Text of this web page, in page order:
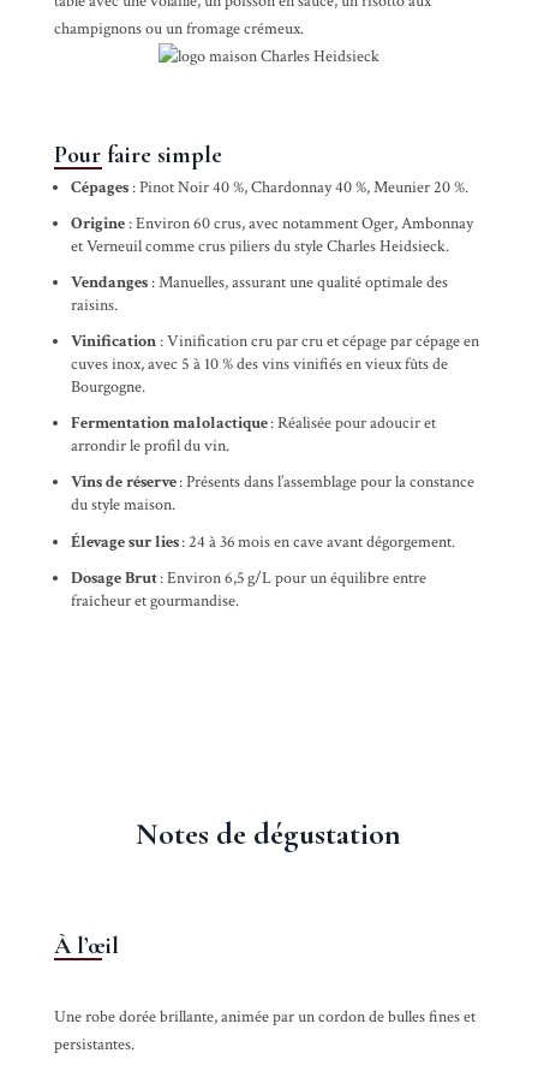
champignons ou un fromage crémeux.
Pour faire simple
Cépages: Pinot Noir 40 %, Chardonnay 40 %, Meunier 20 %.
Origine: Environ 60 crus, avec notamment Oger, Ambonnay
et Verneuil comme crus piliers du style Charles Heidsieck.
Vendanges: Manuelles, assurant une qualité optimale des
raisins.
Vinification: Vinification cru par cru et cépage par cépage en
cuves inox, avec 5 à 10 % des vins vinifiés en vieux fûts de
Bourgogne.
Fermentation malolactique: Réalisée pour adoucir et
arrondir le profil du vin.
Vins de réserve: Présents dans l’assemblage pour la constance
du style maison.
Élevage sur lies: 24 à 36 mois en cave avant dégorgement.
Dosage Brut: Environ 6,5 g/L pour un équilibre entre
fraîcheur et gourmandise.
Notes de dégustation
À l’œil
Une robe dorée brillante, animée par un cordon de bulles fines et
persistantes.